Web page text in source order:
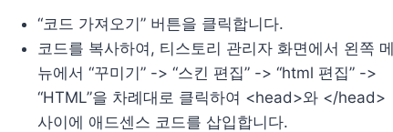
“코드 가져오기” 버튼을 클릭합니다.
코드를 복사하여, 티스토리 관리자 화면에서 왼쪽 메
뉴에서 “꾸미기” -> “스킨 편집” -> “html 편집” ->
“HTML”을 차례대로 클릭하여 <head>와 </head>
사이에 애드센스 코드를 삽입합니다.